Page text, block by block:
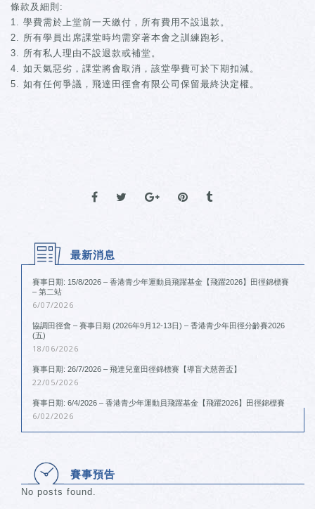
條款及細則:
學費需於上堂前一天繳付，所有費用不設退款。
所有學員出席課堂時均需穿著本會之訓練跑衫。
所有私人理由不設退款或補堂。
如天氣惡劣，課堂將會取消，該堂學費可於下期扣減。
如有任何爭議，飛達田徑會有限公司保留最終決定權。
最新消息
賽事日期: 15/8/2026 – 香港青少年運動員飛躍基金【飛躍2026】田徑錦標賽
– 第二站
6/07/2026
協調田徑會 – 賽事日期 (2026年9月12-13日) – 香港青少年田徑分齡賽2026
(五)
18/06/2026
賽事日期: 26/7/2026 – 飛達兒童田徑錦標賽【導盲犬慈善盃】
22/05/2026
賽事日期: 6/4/2026 – 香港青少年運動員飛躍基金【飛躍2026】田徑錦標賽
6/02/2026
賽事預告
No posts found.